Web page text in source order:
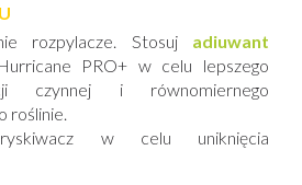
rozpylacze. Stosuj adiuwant
PRO+ w celu lepszego
czynnej i równomiernego
roślinie.
w celu uniknięcia